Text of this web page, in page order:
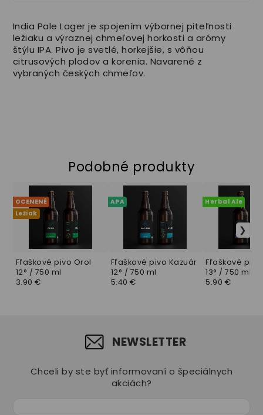
India Pale Lager je spojením výbornej piteľnosti
ležiaku a výraznej chmeľovej horkosti a arómy
štýlu IPA. Pivo je svetlé, horkejšie, s vôňou
citrusových plodov a korenia. Navarené z
vybraných českých chmeľov.
Podobné produkty
Fľaškové pivo Orol
12° / 750 ml
OCENENÉ
Ležiak
3.90 €
Fľaškové pivo Kazuár
12° / 750 ml
APA
5.40 €
Fľaškové
13° / 750 ml
Herbal Ale
5.90 €
NEWSLETTER
Chceli by ste byť informovaní o špeciálnych
akciách?